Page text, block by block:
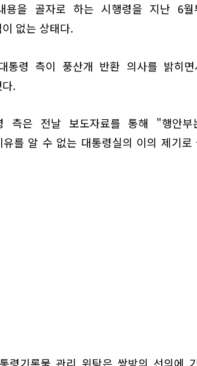
용을 골자로 하는 시행령을 지난 6월
없는 상태다.
통령 측이 풍산개 반환 의사를 밝히
.
측은 전날 보도자료를 통해 "행안
유를 알 수 없는 대통령실의 이의 제기